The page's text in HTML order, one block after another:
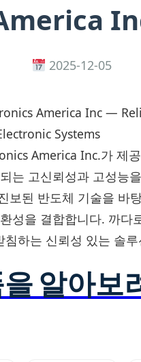
2025-12-05
America Inc —
Systems
America Inc.가 제
는 고신뢰성과 고성능
보된 반도체 기술을 바
성을 결합합니다. 까다
하는 신뢰성 있는 솔
알아보